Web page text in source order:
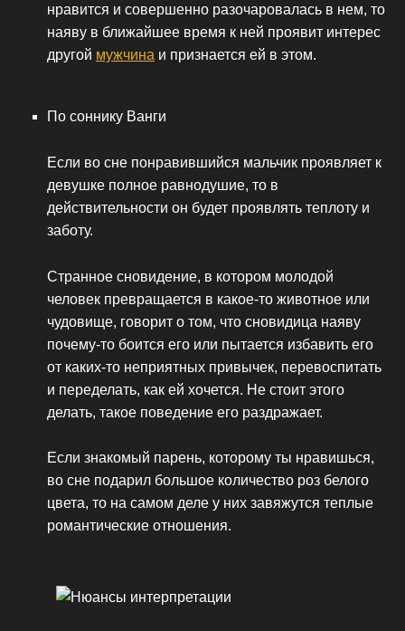
нравится и совершенно разочаровалась в нем, то
наяву в ближайшее время к ней проявит интерес
другой мужчина и признается ей в этом.
По соннику Ванги
Если во сне понравившийся мальчик проявляет к
девушке полное равнодушие, то в
действительности он будет проявлять теплоту и
заботу.
Странное сновидение, в котором молодой
человек превращается в какое-то животное или
чудовище, говорит о том, что сновидица наяву
почему-то боится его или пытается избавить его
от каких-то неприятных привычек, перевоспитать
и переделать, как ей хочется. Не стоит этого
делать, такое поведение его раздражает.
Если знакомый парень, которому ты нравишься,
во сне подарил большое количество роз белого
цвета, то на самом деле у них завяжутся теплые
романтические отношения.